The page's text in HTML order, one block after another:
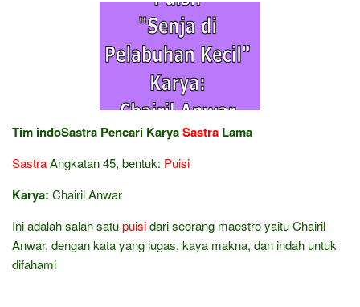
Tim indoSastra Pencari KaryaSastra Lama
SastraAngkatan 45, bentuk: Puisi
Karya: Chairil Anwar
Ini adalah salah satupuisidari seorang maestro yaitu Chairil
Anwar, dengan kata yang lugas, kaya makna, dan indah untuk
difahami